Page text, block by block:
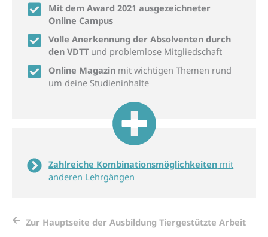
Mit dem Award 2021 ausgezeichneter
Online Campus
Volle Anerkennung der Absolventen durch
den VDTT und problemlose Mitgliedschaft
Online Magazin mit wichtigen Themen rund
um deine Studieninhalte
Zahl­reiche Kombi­nations­mög­lich­keiten mit
anderen Lehr­gängen
Zur Hauptseite der Ausbildung Tiergestützte Arbeit